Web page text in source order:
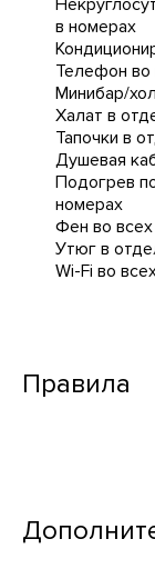
в номерах
Телефон во
Минибар/
Халат в
Тапочки в
Душевая
Подогрев
номерах
Фен во
Утюг в
Wi-Fi во
Правила